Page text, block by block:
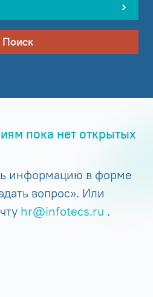
Поиск
пока нет открытых
информацию в форме
вопрос». Или
hr@infotecs.ru .